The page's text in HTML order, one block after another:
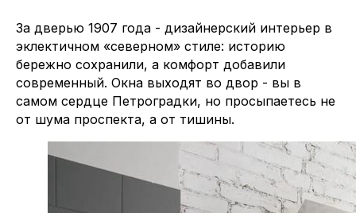
За дверью 1907 года - дизайнерский интерьер в
эклектичном «северном» стиле: историю
бережно сохранили, а комфорт добавили
современный. Окна выходят во двор - вы в
самом сердце Петроградки, но просыпаетесь не
от шума проспекта, а от тишины.